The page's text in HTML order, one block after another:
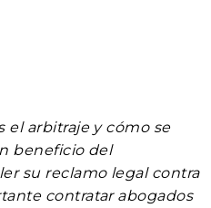
el arbitraje y cómo se
beneficio del
su reclamo legal contra
contratar abogados